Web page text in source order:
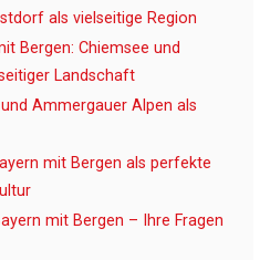
als vielseitige Region
Bergen: Chiemsee und
Landschaft
Ammergauer Alpen als
mit Bergen als perfekte
mit Bergen – Ihre Fragen